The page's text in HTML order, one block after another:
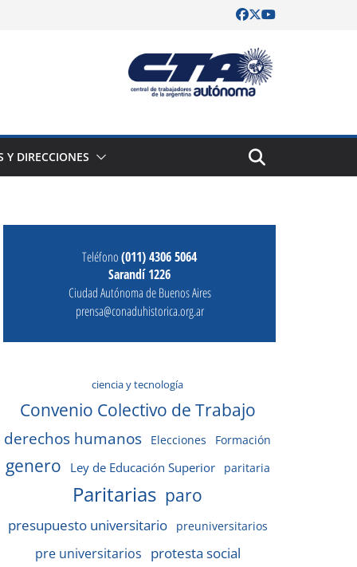
Y DIRECCIONES
Teléfono(011) 4306 5064
Sarandí 1226
Ciudad Autónoma de Buenos Aires
prensa@conaduhistorica.org.ar
ciencia y tecnología
Convenio Colectivo de Trabajo
derechos humanos Elecciones Formación
genero Ley de Educación Superior paritaria
Paritarias paro
presupuesto universitario preuniversitarios
pre universitarios protesta social